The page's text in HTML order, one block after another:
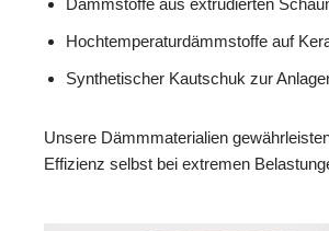
Dämmstoffe aus extrudierten
Hochtemperaturdämmstoffe auf
Synthetischer Kautschuk zur
Unsere Dämmmaterialien
Effizienz selbst bei extremen